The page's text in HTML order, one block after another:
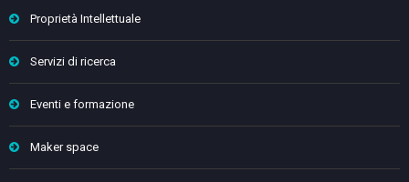
Proprietà Intellettuale
Servizi di ricerca
Eventi e formazione
Maker space